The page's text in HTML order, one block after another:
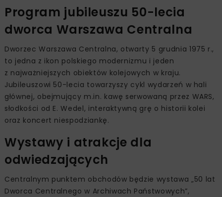
Program jubileuszu 50-lecia
dworca Warszawa Centralna
Dworzec Warszawa Centralna, otwarty 5 grudnia 1975 r.,
to jedna z ikon polskiego modernizmu i jeden
z najważniejszych obiektów kolejowych w kraju.
Jubileuszowi 50-lecia towarzyszy cykl wydarzeń w hali
głównej, obejmujący m.in. kawę serwowaną przez WARS,
słodkości od E. Wedel, interaktywną grę o historii kolei
oraz koncert niespodziankę.
Wystawy i atrakcje dla
odwiedzających
Centralnym punktem obchodów będzie wystawa „50 lat
Dworca Centralnego w Archiwach Państwowych”,